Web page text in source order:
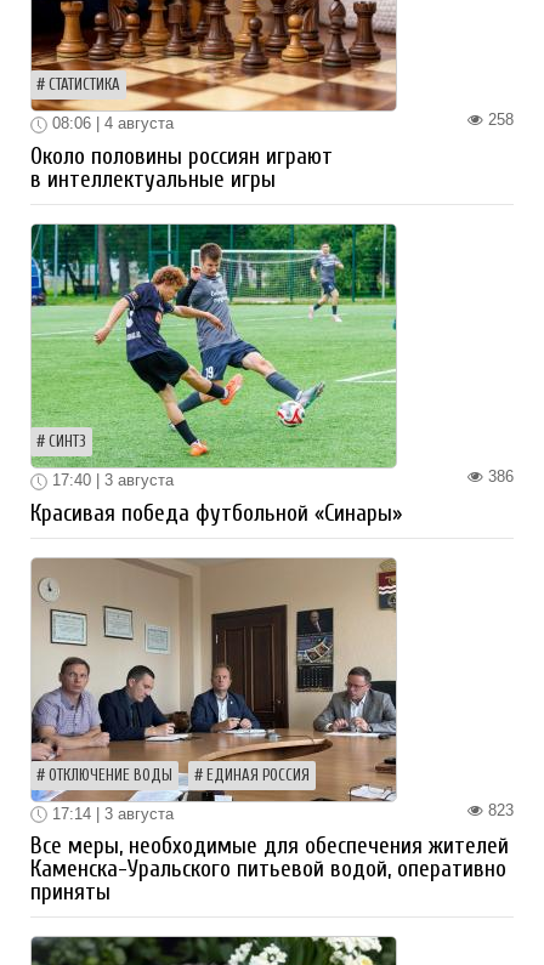
СТАТИСТИКА
258
08:06 | 4 августа
Около половины россиян играют
в интеллектуальные игры
СИНТЗ
386
17:40 | 3 августа
Красивая победа футбольной «Синары»
ОТКЛЮЧЕНИЕ ВОДЫ ЕДИНАЯ РОССИЯ
823
17:14 | 3 августа
Все меры, необходимые для обеспечения жителей
Каменска-Уральского питьевой водой, оперативно
приняты